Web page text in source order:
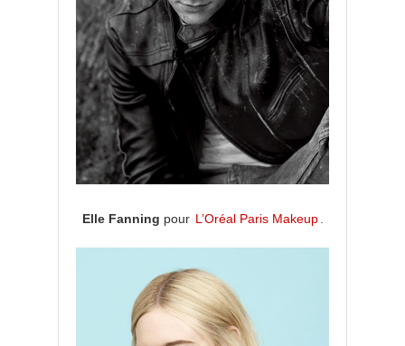
Elle Fanning pour L’Oréal Paris Makeup .